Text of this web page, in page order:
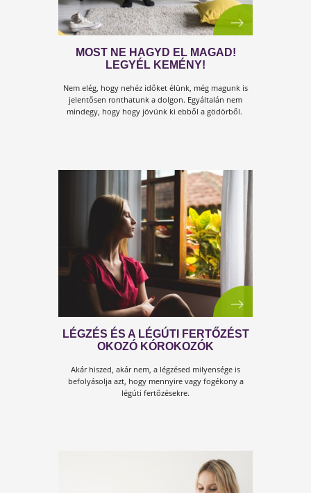
VALÓ TEKINTETTEL NYITVA
VAGYUNK!
működjön.
KORONAVÍRUSRÓL
MEGDÖBBENTŐ ADATOK!